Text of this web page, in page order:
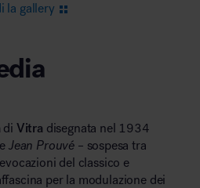
la gallery
di Vitra disegnata nel 1934
Jean Prouvé – sospesa tra
del classico e
per la modulazione dei